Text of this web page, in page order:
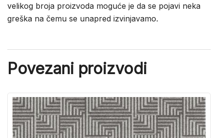
velikog broja proizvoda moguće je da se pojavi neka
greška na čemu se unapred izvinjavamo.
Povezani proizvodi